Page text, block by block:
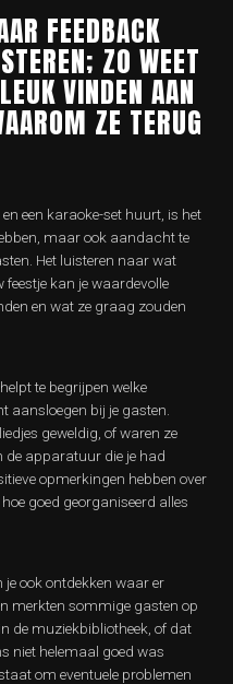
FEEDBACK
ZO WEET
VINDEN AAN
ZE TERUG
een karaoke-set huurt, is het
maar ook aandacht te
Het luisteren naar wat
feestje kan je waardevolle
en wat ze graag zouden
te begrijpen welke
aansloegen bij je gasten.
geweldig, of waren ze
de apparatuur die je had
opmerkingen hebben over
goed georganiseerd alles
ook ontdekken waar er
merkten sommige gasten op
de muziekbibliotheek, of dat
niet helemaal goed was
om eventuele problemen